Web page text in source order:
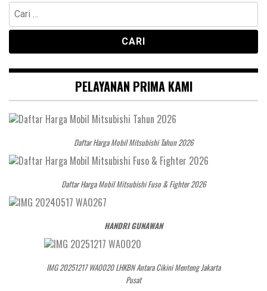
Cari
untuk:
PELAYANAN PRIMA KAMI
Daftar Harga Mobil Mitsubishi Tahun 2026
Daftar Harga Mobil Mitsubishi Fuso & Fighter 2026
HANDRI GUNAWAN
IMG 20251217 WA0020 LHKBN Antara Cikini Menteng Jakarta
Pusat